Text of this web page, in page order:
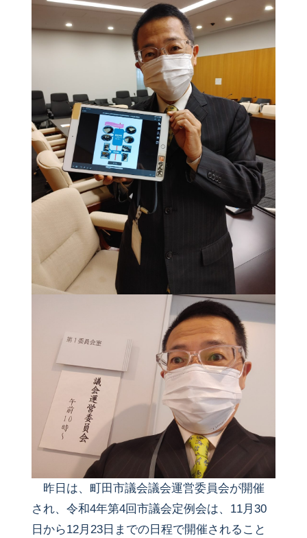
昨日は、町田市議会議会運営委員会が開催
され、令和4年第4回市議会定例会は、11月30
日から12月23日までの日程で開催されること